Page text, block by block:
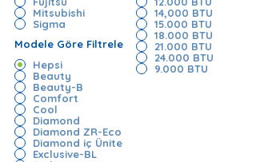
Mitsubishi
Sigma
Modele Göre Filtrele
Hepsi
Beauty
Beauty-B
Comfort
Cool
Diamond
Diamond ZR-Eco
Diamond iç Ünite
Exclusive-BL
14,000 BTU
15.000 BTU
18.000 BTU
21.000 BTU
24.000 BTU
9.000 BTU